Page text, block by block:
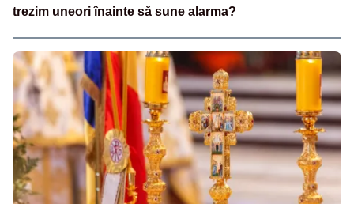
trezim uneori înainte să sune alarma?